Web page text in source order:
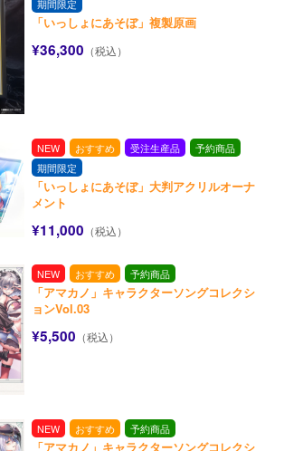
期間限定
「いっしょにあそぼ」複製原画
¥36,300 （税込）
NEW おすすめ 受注生産品
予約商品
期間限定
「いっしょにあそぼ」大判アクリルオーナ
メント
¥11,000 （税込）
NEW おすすめ 予約商品
「アマカノ」キャラクターソングコレクシ
ョンVol.03
¥5,500 （税込）
NEW おすすめ 予約商品
「アマカノ」キャラクターソングコレクシ